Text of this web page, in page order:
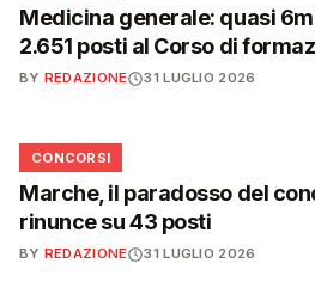
Medicina generale: quasi
2.651 posti al Corso di
BY REDAZIONE 31 LUGLIO 2026
📋
CONCORSI
Marche, il paradosso del
rinunce su 43 posti
BY REDAZIONE 31 LUGLIO 2026